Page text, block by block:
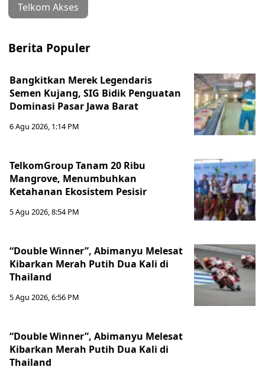
Telkom Akses
Berita Populer
Bangkitkan Merek Legendaris
Semen Kujang, SIG Bidik Penguatan
Dominasi Pasar Jawa Barat
6 Agu 2026, 1:14 PM
TelkomGroup Tanam 20 Ribu
Mangrove, Menumbuhkan
Ketahanan Ekosistem Pesisir
5 Agu 2026, 8:54 PM
“Double Winner”, Abimanyu Melesat
Kibarkan Merah Putih Dua Kali di
Thailand
5 Agu 2026, 6:56 PM
“Double Winner”, Abimanyu Melesat
Kibarkan Merah Putih Dua Kali di
Thailand